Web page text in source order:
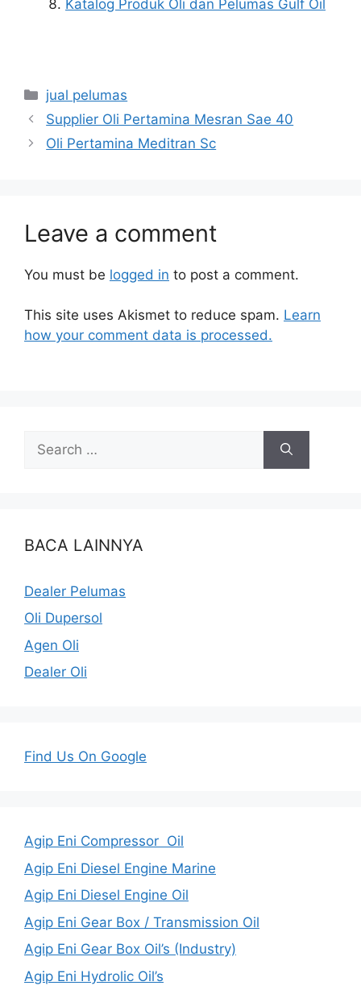
Katalog Produk Oli dan Pelumas Gulf Oil
jual pelumas
Supplier Oli Pertamina Mesran Sae 40
Oli Pertamina Meditran Sc
Leave a comment
You must be logged in to post a comment.
This site uses Akismet to reduce spam. Learn
how your comment data is processed.
BACA LAINNYA
Dealer Pelumas
Oli Dupersol
Agen Oli
Dealer Oli
Find Us On Google
Agip Eni Compressor Oil
Agip Eni Diesel Engine Marine
Agip Eni Diesel Engine Oil
Agip Eni Gear Box / Transmission Oil
Agip Eni Gear Box Oil’s (Industry)
Agip Eni Hydrolic Oil’s